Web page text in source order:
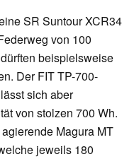
SR Suntour XCR34
von 100
beispielsweise
Der FIT TP-700-
sich aber
von stolzen 700 Wh.
Magura MT
jeweils 180